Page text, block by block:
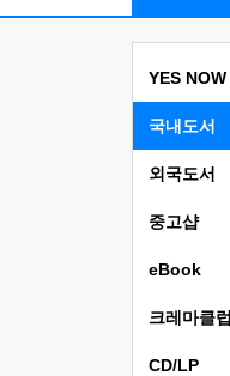
YES NOW
국내도서
외국도서
중고샵
eBook
크레마클럽
CD/LP